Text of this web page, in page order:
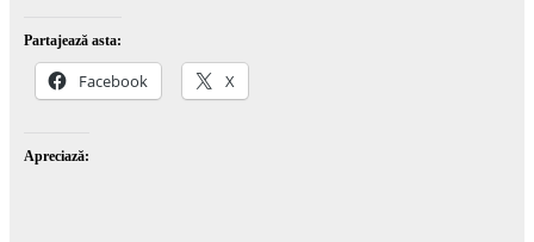
Partajează asta:
Facebook X
Apreciază: